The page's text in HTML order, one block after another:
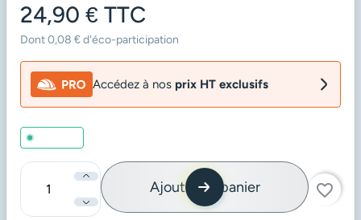
24,90 € TTC
Dont 0,08 € d'éco-participation
Accédez à nos prix HT exclusifs
Quantité
Ajouter au panier favorite_border